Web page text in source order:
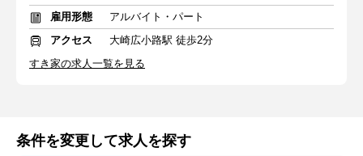
雇用形態
アルバイト・パート
アクセス
大崎広小路駅 徒歩2分
すき家の求人一覧を見る
条件を変更して求人を探す